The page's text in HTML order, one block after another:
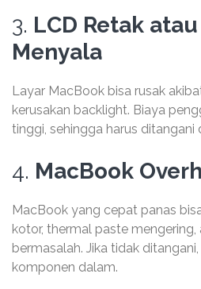
3. LCD Retak
Menyala
Layar MacBook bisa rusak
kerusakan backlight. Biaya
tinggi, sehingga harus ditangani
4. MacBook
MacBook yang cepat panas
kotor, thermal paste
bermasalah. Jika tidak
komponen dalam.